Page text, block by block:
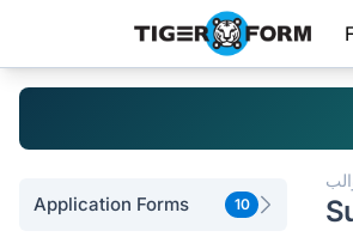
Application Forms 10